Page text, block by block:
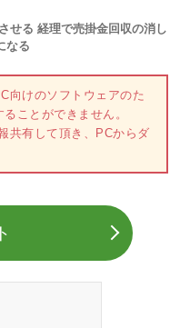
せる 経理で売掛金回収の消し
なる
向けのソフトウェアのた
ことができません。
共有して頂き、PCからダ